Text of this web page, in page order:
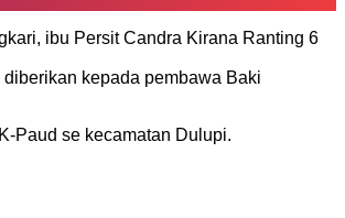
ibu Persit Candra Kirana Ranting 6
kepada pembawa Baki
Paud se kecamatan Dulupi.